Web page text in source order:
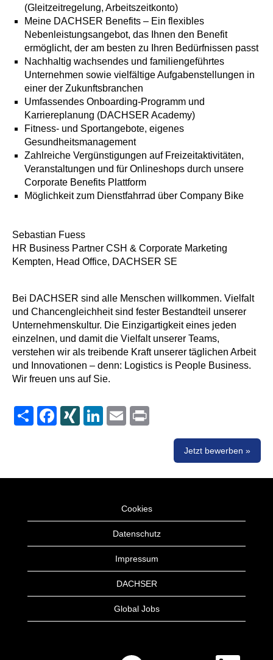
(Gleitzeitregelung, Arbeitszeitkonto)
Meine DACHSER Benefits – Ein flexibles
Nebenleistungsangebot, das Ihnen den Benefit
ermöglicht, der am besten zu Ihren Bedürfnissen passt
Nachhaltig wachsendes und familiengeführtes
Unternehmen sowie vielfältige Aufgabenstellungen in
einer der Zukunftsbranchen
Umfassendes Onboarding-Programm und
Karriereplanung (DACHSER Academy)
Fitness- und Sportangebote, eigenes
Gesundheitsmanagement
Zahlreiche Vergünstigungen auf Freizeitaktivitäten,
Veranstaltungen und für Onlineshops durch unsere
Corporate Benefits Plattform
Möglichkeit zum Dienstfahrrad über Company Bike
Sebastian Fuess
HR Business Partner CSH & Corporate Marketing
Kempten, Head Office, DACHSER SE
Bei DACHSER sind alle Menschen willkommen. Vielfalt
und Chancengleichheit sind fester Bestandteil unserer
Unternehmenskultur. Die Einzigartigkeit eines jeden
einzelnen, und damit die Vielfalt unserer Teams,
verstehen wir als treibende Kraft unserer täglichen Arbeit
und Innovationen – denn: Logistics is People Business.
Wir freuen uns auf Sie.
Share FacebookXING LinkedInEmail
Jetzt bewerben »
Cookies
Datenschutz
Impressum
DACHSER
Global Jobs
W W